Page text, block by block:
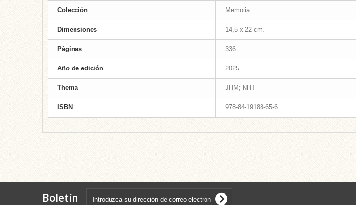
Colección Memoria
Dimensiones 14,5 x 22 cm.
Páginas 336
Año de edición 2025
Thema JHM; NHT
ISBN 978-84-19188-65-6
Boletín